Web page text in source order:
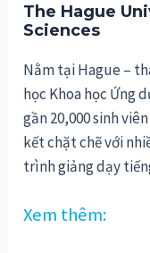
The Hague
Sciences
Nằm tại Hague –
học Khoa học Ứng
gần 20,000 sinh
kết chặt chẽ với
trình giảng dạy
Xem thêm: